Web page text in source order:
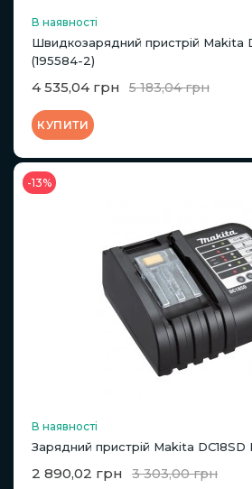
В наявності
Швидкозарядний пристрій Makita
(195584-2)
4 535,04 грн 5 183,04 грн
КУПИТИ
-13%
В наявності
Зарядний пристрій Makita DC18SD
2 890,02 грн 3 303,00 грн